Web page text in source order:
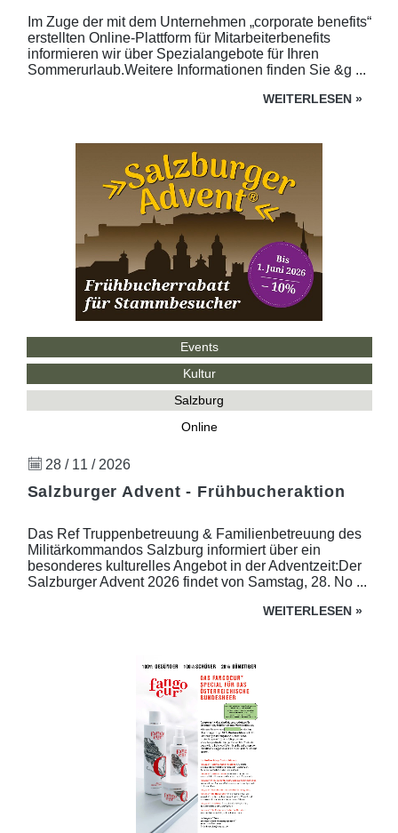
Im Zuge der mit dem Unternehmen „corporate benefits“
erstellten Online-Plattform für Mitarbeiterbenefits
informieren wir über Spezialangebote für Ihren
Sommerurlaub.Weitere Informationen finden Sie &g ...
WEITERLESEN »
Events
Kultur
Salzburg
Online
28 / 11 / 2026
Salzburger Advent - Frühbucheraktion
Das Ref Truppenbetreuung & Familienbetreuung des
Militärkommandos Salzburg informiert über ein
besonderes kulturelles Angebot in der Adventzeit:Der
Salzburger Advent 2026 findet von Samstag, 28. No ...
WEITERLESEN »